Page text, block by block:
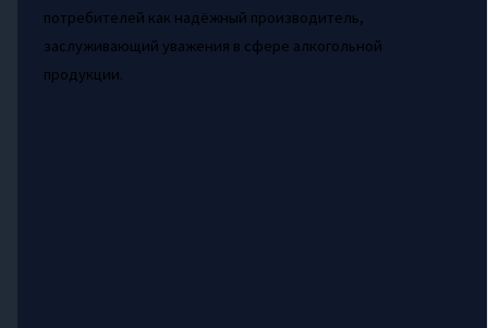
потребителей как надёжный производитель,
заслуживающий уважения в сфере алкогольной
продукции.